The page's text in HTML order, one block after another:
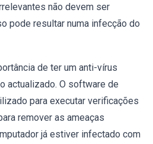
não devem ser
pode resultar numa infecção do
de ter um anti-vírus
actualizado. O software de
para executar verificações
remover as ameaças
já estiver infectado com